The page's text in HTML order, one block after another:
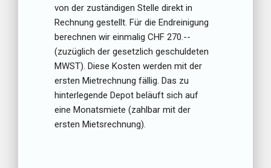
von der zuständigen Stelle direkt in
Rechnung gestellt. Für die Endreinigung
berechnen wir einmalig CHF 270.--
(zuzüglich der gesetzlich geschuldeten
MWST). Diese Kosten werden mit der
ersten Mietrechnung fällig. Das zu
hinterlegende Depot beläuft sich auf
eine Monatsmiete (zahlbar mit der
ersten Mietsrechnung).